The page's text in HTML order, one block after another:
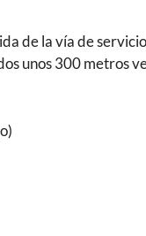
de la vía de
unos 300 metros